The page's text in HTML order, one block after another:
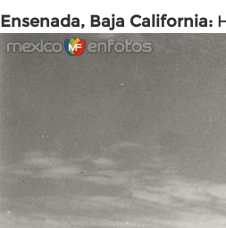
Ensenada, Baja California: